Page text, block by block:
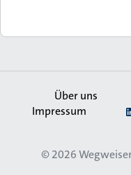
Secondary
Über uns
Impressum
© 2026